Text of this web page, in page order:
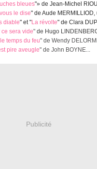
bleues"»de Jean-Michel
le dise" de Aude MERMILLIOD,
diable" et "La révolte" de Clara
sera vide"de Hugo
temps du feu" de Wendy
pire aveugle" de John BOYNE...
Publicité